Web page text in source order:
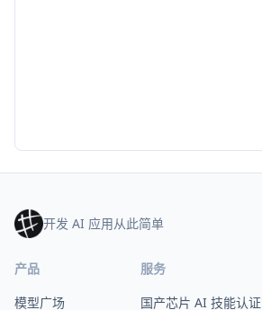
开发 AI 应用从此简单
产品
模型广场
服务
国产芯片 AI 技能认证